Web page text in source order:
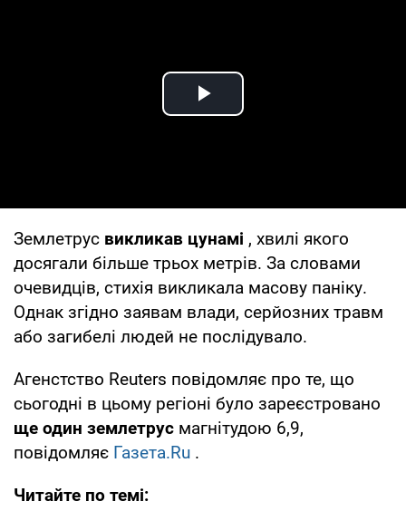
Play Video
Землетрус викликав цунамі , хвилі якого
досягали більше трьох метрів. За словами
очевидців, стихія викликала масову паніку.
Однак згідно заявам влади, серйозних травм
або загибелі людей не послідувало.
Агенстство Reuters повідомляє про те, що
сьогодні в цьому регіоні було зареєстровано
ще один землетрус магнітудою 6,9,
повідомляє Газета.Ru .
Читайте по темі: